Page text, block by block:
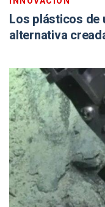
Los plásticos de
alternativa